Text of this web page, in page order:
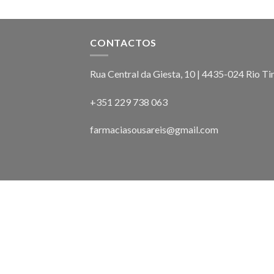
CONTACTOS
Rua Central da Giesta, 10 | 4435-024 Rio
+351 229 738 063
farmaciasousareis@gmail.com